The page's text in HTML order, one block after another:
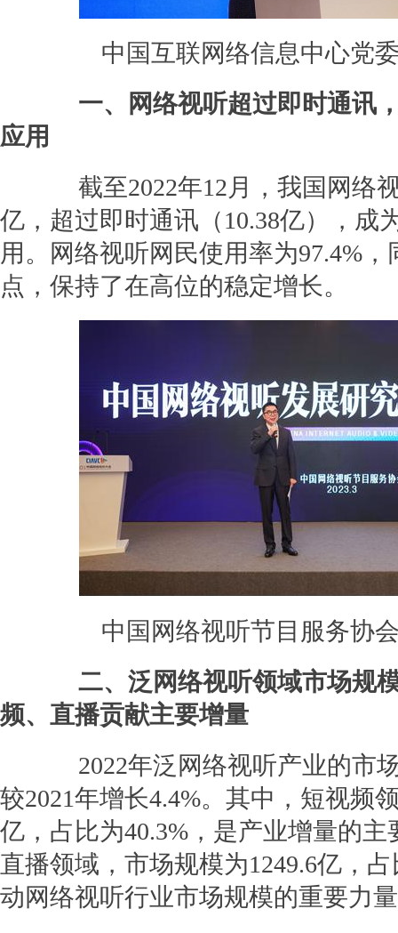
中国互联网络信息中心党
一、网络视听超过即时通讯
应用
截至2022年12月，我国网络视
亿，超过即时通讯（10.38亿），成
用。网络视听网民使用率为97.4%，
点，保持了在高位的稳定增长。
中国网络视听节目服务协
二、泛网络视听领域市场规
频、直播贡献主要增量
2022年泛网络视听产业的市场
较2021年增长4.4%。其中，短视频
亿，占比为40.3%，是产业增量的
直播领域，市场规模为1249.6亿，
动网络视听行业市场规模的重要力